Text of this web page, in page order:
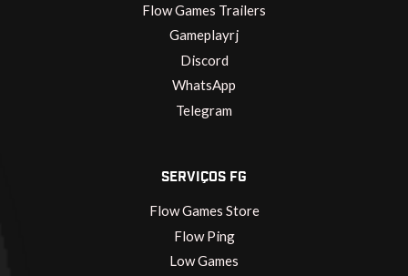
Flow Games Trailers
Gameplayrj
Discord
WhatsApp
Telegram
SERVIÇOS FG
Flow Games Store
Flow Ping
Low Games